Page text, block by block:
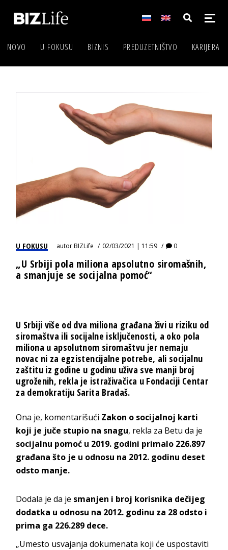
NOVO U FOKUSU BIZNIS PREDUZETNIŠTVO KARIJERA
U FOKUSU autorBIZLife 02/03/2021 | 11:59 0
„U Srbiji pola miliona apsolutno siromašnih,
a smanjuje se socijalna pomoć“
U Srbiji više od dva miliona građana živi u riziku od
siromaštva ili socijalne isključenosti, a oko pola
miliona u apsolutnom siromaštvu jer nemaju
novac ni za egzistencijalne potrebe, ali socijalnu
zaštitu iz godine u godinu uživa sve manji broj
ugroženih, rekla je istraživačica u Fondaciji Centar
za demokratiju Sarita Bradaš.
Ona je, komentarišući Zakon o socijalnoj karti
koji je juče stupio na snagu, rekla za Betu da je
socijalnu pomoć u 2019. godini primalo 226.897
građana što je u odnosu na 2012. godinu deset
odsto manje.
Dodala je da je smanjen i broj korisnika dečijeg
dodatka u odnosu na 2012. godinu za 28 odsto i
prima ga 226.289 dece.
„Umesto usvajanja dokumenata koji će uspostaviti